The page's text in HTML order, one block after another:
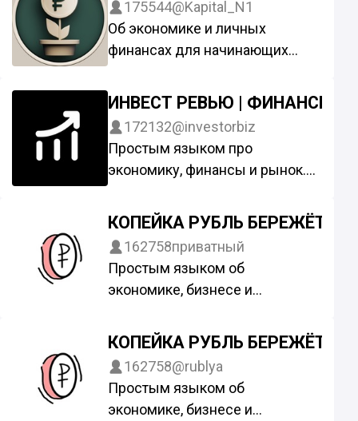
@swaymedia
команды с бэкграундом
Deloitte, «Сбера», Forbes и
«Ведомостей»
175544@Kapital_N1
Об экономике и личных
финансах для начинающих
трёхэтажной терминологии.
@Kapital_N1bot
ИНВЕСТ РЕВЬЮ | ФИНАНСЫ
172132@investorbiz
Простым языком про
экономику, финансы и рынок.
статьи, аналитика.
Канал сотрудничает с
рекламным сервисом
@Tgpodbor_official и
КОПЕЙКА РУБЛЬ БЕРЕЖЁТ
162758приватный
Простым языком об
экономике, бизнесе и
Реклама: @buffet_reklama
КОПЕЙКА РУБЛЬ БЕРЕЖЁТ
162758@rublya
Простым языком об
экономике, бизнесе и